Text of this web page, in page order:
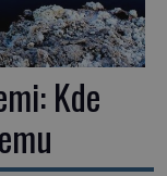
Kde